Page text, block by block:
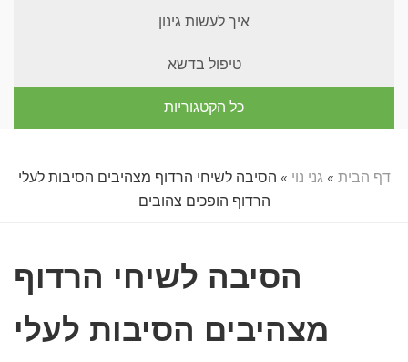
איך לעשות גינון
טיפול בדשא
כל הקטגוריות
דף הבית »גני נוי » הסיבה לשיחי הרדוף מצהיבים הסיבות לעלי
הרדוף הופכים צהובים
הסיבה לשיחי הרדוף
מצהיבים הסיבות לעלי